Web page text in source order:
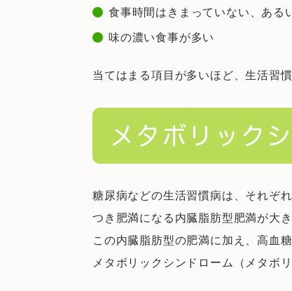
食事時間はきまっていない、ある
味の濃い食事が多い
当てはまる項目が多いほど、生活習
メタボリック
糖尿病などの生活習慣病は、それぞ
つき肥満になる内臓脂肪型肥満が大
この内臓脂肪型の肥満に加え、高血
メタボリックシンドローム（メタボ